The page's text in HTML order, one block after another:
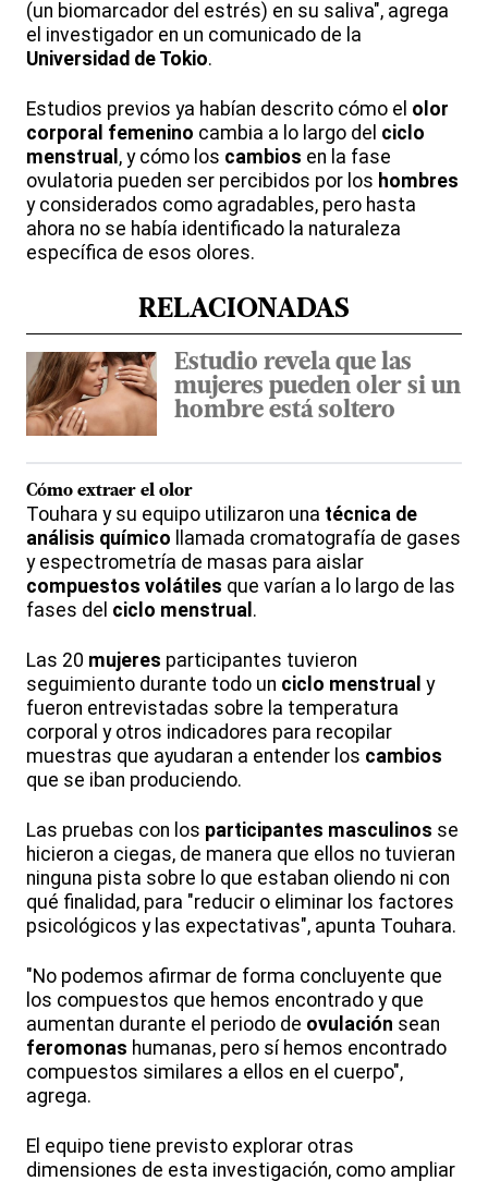
(un biomarcador del estrés) en su saliva", agrega
el investigador en un comunicado de la
Universidad de Tokio.
Estudios previos ya habían descrito cómo el olor
corporal femenino cambia a lo largo del ciclo
menstrual , y cómo los cambios en la fase
ovulatoria pueden ser percibidos por los hombres
y considerados como agradables, pero hasta
ahora no se había identificado la naturaleza
específica de esos olores.
RELACIONADAS
Estudio revela que las
mujeres pueden oler si un
hombre está soltero
Cómo extraer el olor
Touhara y su equipo utilizaron una técnica de
análisis químico llamada cromatografía de gases
y espectrometría de masas para aislar
compuestos volátiles que varían a lo largo de las
fases del ciclo menstrual .
Las 20 mujeres participantes tuvieron
seguimiento durante todo un ciclo menstrual y
fueron entrevistadas sobre la temperatura
corporal y otros indicadores para recopilar
muestras que ayudaran a entender los cambios
que se iban produciendo.
Las pruebas con los participantes masculinos se
hicieron a ciegas, de manera que ellos no tuvieran
ninguna pista sobre lo que estaban oliendo ni con
qué finalidad, para "reducir o eliminar los factores
psicológicos y las expectativas", apunta Touhara.
"No podemos afirmar de forma concluyente que
los compuestos que hemos encontrado y que
aumentan durante el periodo de ovulación sean
feromonas humanas, pero sí hemos encontrado
compuestos similares a ellos en el cuerpo",
agrega.
El equipo tiene previsto explorar otras
dimensiones de esta investigación, como ampliar